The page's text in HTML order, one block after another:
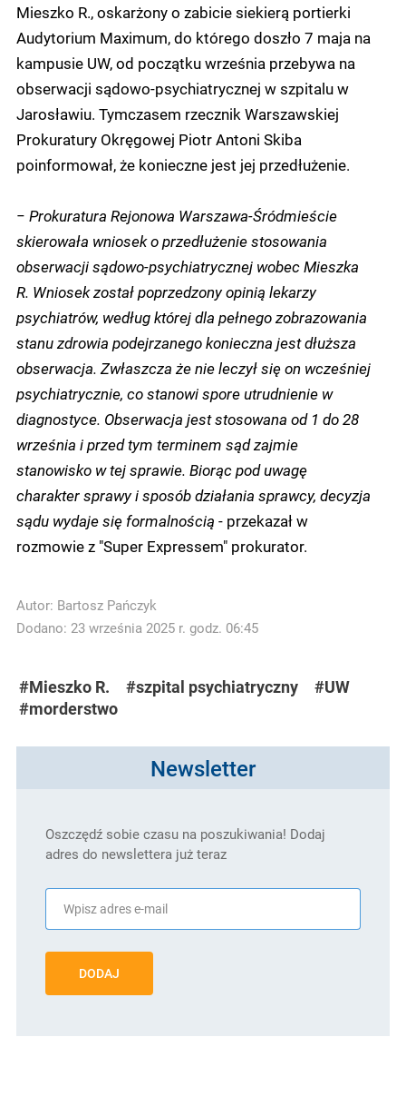
Mieszko R., oskarżony o zabicie siekierą portierki
Audytorium Maximum, do którego doszło 7 maja na
kampusie UW, od początku września przebywa na
obserwacji sądowo-psychiatrycznej w szpitalu w
Jarosławiu. Tymczasem rzecznik Warszawskiej
Prokuratury Okręgowej Piotr Antoni Skiba
poinformował, że konieczne jest jej przedłużenie.
− Prokuratura Rejonowa Warszawa-Śródmieście
skierowała wniosek o przedłużenie stosowania
obserwacji sądowo-psychiatrycznej wobec Mieszka
R. Wniosek został poprzedzony opinią lekarzy
psychiatrów, według której dla pełnego zobrazowania
stanu zdrowia podejrzanego konieczna jest dłuższa
obserwacja. Zwłaszcza że nie leczył się on wcześniej
psychiatrycznie, co stanowi spore utrudnienie w
diagnostyce. Obserwacja jest stosowana od 1 do 28
września i przed tym terminem sąd zajmie
stanowisko w tej sprawie. Biorąc pod uwagę
charakter sprawy i sposób działania sprawcy, decyzja
sądu wydaje się formalnością - przekazał w
rozmowie z "Super Expressem" prokurator.
Autor: Bartosz Pańczyk
Dodano: 23 września 2025 r. godz. 06:45
#Mieszko R. #szpital psychiatryczny
#UW
#morderstwo
Newsletter
Oszczędź sobie czasu na poszukiwania! Dodaj
adres do newslettera już teraz
DODAJ